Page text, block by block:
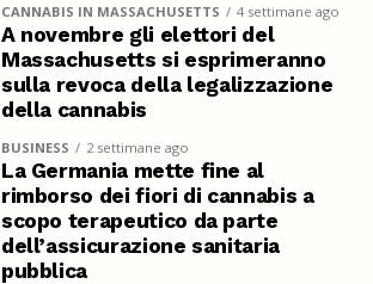
CANNABIS IN MASSACHUSETTS 4 settimane ago
A novembre gli elettori del
Massachusetts si esprimeranno
sulla revoca della legalizzazione
della cannabis
BUSINESS 2 settimane ago
La Germania mette fine al
rimborso dei fiori di cannabis a
scopo terapeutico da parte
dell’assicurazione sanitaria
pubblica